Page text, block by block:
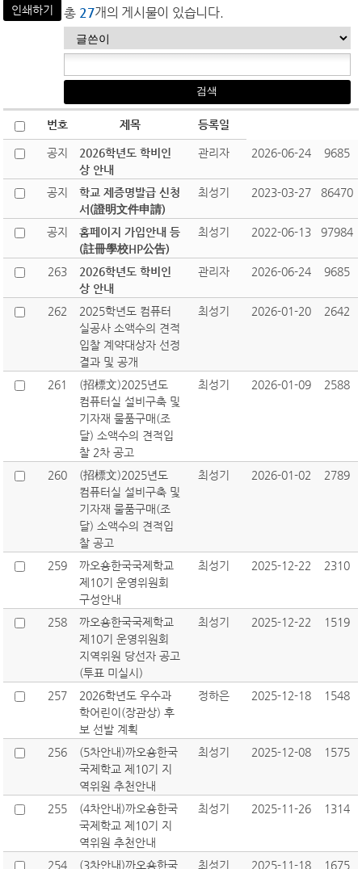
인쇄하기 총 27개의 게시물이 있습니다.
번호 제목 등록일
공지
2026학년도 학비인
상 안내
관리자 2026-06-24 9685
공지
학교 제증명발급 신청
서(證明文件申請)
최성기 2023-03-27 86470
공지
홈페이지 가입안내 등
(註冊學校HP公告)
최성기 2022-06-13 97984
263
2026학년도 학비인
상 안내
관리자 2026-06-24 9685
262
2025학년도 컴퓨터
실공사 소액수의 견적
입찰 계약대상자 선정
결과 및 공개
최성기 2026-01-20 2642
261
(招標文)2025년도
컴퓨터실 설비구축 및
기자재 물품구매(조
달) 소액수의 견적입
찰 2차 공고
최성기 2026-01-09 2588
260
(招標文)2025년도
컴퓨터실 설비구축 및
기자재 물품구매(조
달) 소액수의 견적입
찰 공고
최성기 2026-01-02 2789
259
까오숑한국국제학교
제10기 운영위원회
구성안내
최성기 2025-12-22 2310
258
까오숑한국국제학교
제10기 운영위원회
지역위원 당선자 공고
(투표 미실시)
최성기 2025-12-22 1519
257
2026학년도 우수과
학어린이(장관상) 후
보 선발 계획
정하은 2025-12-18 1548
256
(5차안내)까오숑한국
국제학교 제10기 지
역위원 추천안내
최성기 2025-12-08 1575
255
(4차안내)까오숑한국
국제학교 제10기 지
역위원 추천안내
최성기 2025-11-26 1314
254 (3차안내)까오숑한국 최성기 2025-11-18 1675